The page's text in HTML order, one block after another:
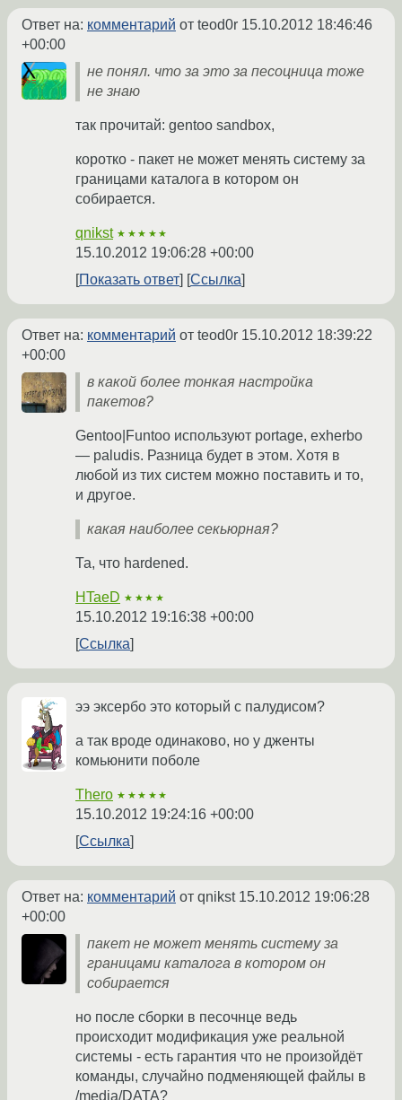
Ответ на: комментарий от teod0r 15.10.2012 18:46:46
+00:00
не понял. что за это за песоцница тоже
не знаю
так прочитай: gentoo sandbox,
коротко - пакет не может менять систему за
границами каталога в котором он
собирается.
qnikst ★★★★★
15.10.2012 19:06:28 +00:00
Показать ответ
Ссылка
Ответ на: комментарий от teod0r 15.10.2012 18:39:22
+00:00
в какой более тонкая настройка
пакетов?
Gentoo|Funtoo используют portage, exherbo
— paludis. Разница будет в этом. Хотя в
любой из тих систем можно поставить и то,
и другое.
какая наиболее секьюрная?
Та, что hardened.
HTaeD ★★★★
15.10.2012 19:16:38 +00:00
Ссылка
ээ эксербо это который с палудисом?
а так вроде одинаково, но у дженты
комьюнити поболе
Thero ★★★★★
15.10.2012 19:24:16 +00:00
Ссылка
Ответ на: комментарий от qnikst 15.10.2012 19:06:28
+00:00
пакет не может менять систему за
границами каталога в котором он
собирается
но после сборки в песочнце ведь
происходит модификация уже реальной
системы - есть гарантия что не произойдёт
команды, случайно подменяющей файлы в
/media/DATA?